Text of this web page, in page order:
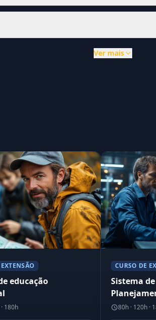
Ver mais
educação
180h
CURSO DE
Sistema
80h · 120h ·